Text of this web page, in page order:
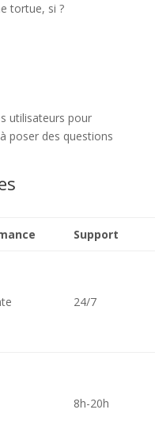
tortue, si ?
utilisateurs pour
poser des questions
Support
24/7
8h-20h